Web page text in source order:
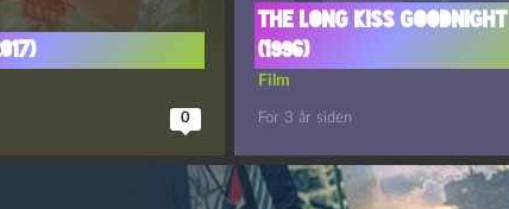
0
The long kiss goodnight
(1996)
Film
For 3 år siden